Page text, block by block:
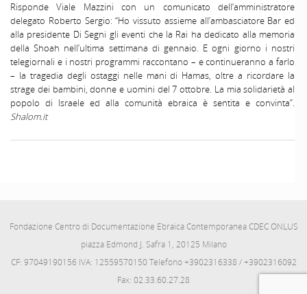
Risponde Viale Mazzini con un comunicato dell’amministratore
delegato Roberto Sergio: “Ho vissuto assieme all’ambasciatore Bar ed
alla presidente Di Segni gli eventi che la Rai ha dedicato alla memoria
della Shoah nell’ultima settimana di gennaio. E ogni giorno i nostri
telegiornali e i nostri programmi raccontano – e continueranno a farlo
– la tragedia degli ostaggi nelle mani di Hamas, oltre a ricordare la
strage dei bambini, donne e uomini del 7 ottobre. La mia solidarietà al
popolo di Israele ed alla comunità ebraica è sentita e convinta”.
Shalom.it
Fondazione Centro di Documentazione Ebraica Contemporanea CDEC ONLUS
piazza Edmond J. Safra 1, 20125 Milano
CF: 97049190156 IVA: 12559570150 Telefono +3902316338 / +3902316092
Fax: 02.33.60.27.28